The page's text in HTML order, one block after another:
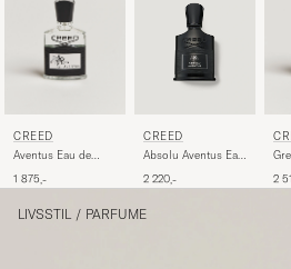
CREED
Aventus Eau de
1 875,-
CREED
Absolu Aventus Eau
2 220,- 2
LIVSSTIL / PARFUME